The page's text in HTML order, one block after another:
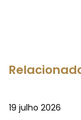
19 julho 2026